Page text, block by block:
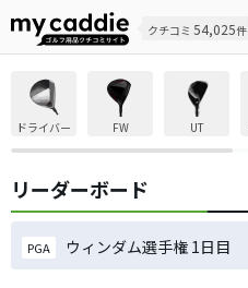
クチコミ 54,025件
ドライバー FW UT
リーダーボード
PGA ウィンダム選手権 1日目